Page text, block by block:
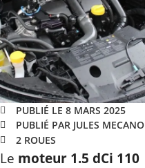
PUBLIÉ LE 8 MARS 2025
PUBLIÉ PAR JULES MECANO
2 ROUES
Le moteur 1.5 dCi 110